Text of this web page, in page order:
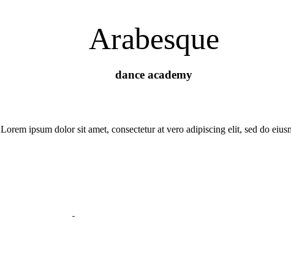
Arabesque
dance academy
Lorem ipsum dolor sit amet, consectetur at vero adipiscing elit, sed do